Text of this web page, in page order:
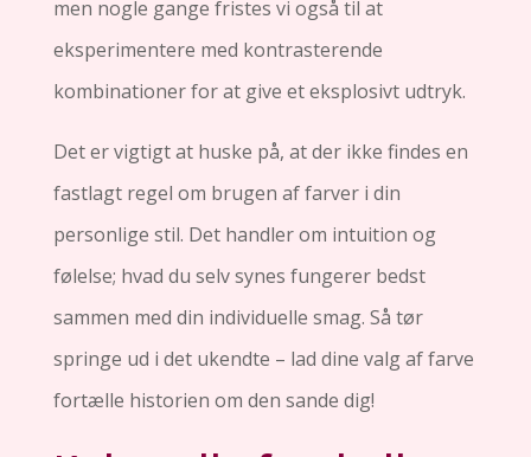
men nogle gange fristes vi også til at
eksperimentere med kontrasterende
kombinationer for at give et eksplosivt udtryk.
Det er vigtigt at huske på, at der ikke findes en
fastlagt regel om brugen af farver i din
personlige stil. Det handler om intuition og
følelse; hvad du selv synes fungerer bedst
sammen med din individuelle smag. Så tør
springe ud i det ukendte – lad dine valg af farve
fortælle historien om den sande dig!